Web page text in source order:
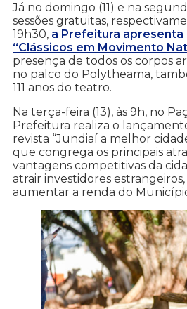
Já no domingo (11) e na
sessões gratuitas,
19h30, a Prefeitura
“Clássicos em Movimento
presença de todos os corpos
no palco do Polytheama,
111 anos do teatro.
Na terça-feira (13), às 9h, no
Prefeitura realiza o
revista “Jundiaí a melhor
que congrega os principais
vantagens competitivas da
atrair investidores
aumentar a renda do